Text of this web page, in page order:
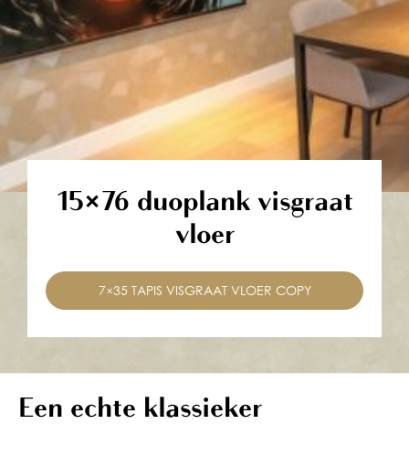
15×76 duoplank visgraat
vloer
7×35 TAPIS VISGRAAT VLOER COPY
Een echte klassieker